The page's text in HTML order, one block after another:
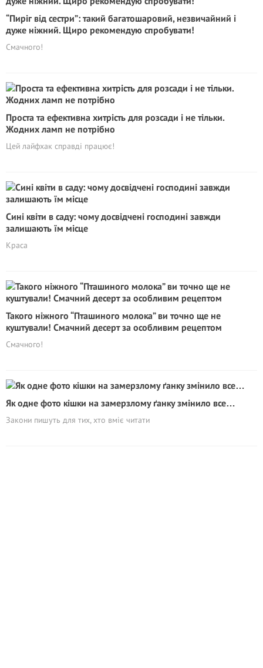
“Пиріг від сестри”: такий багатошаровий, незвичайний і
дуже ніжний. Щиро рекомендую спробувати!
Смачного!
Проста та ефективна хитрість для розсади і не тільки.
Жодних ламп не потрібно
Цей лайфхак справді працює!
Сині квіти в саду: чому досвідчені господині завжди
залишають їм місце
Краса
Такого ніжного “Пташиного молока” ви точно ще не
куштували! Смачний десерт за особливим рецептом
Смачного!
Як одне фото кішки на замерзлому ґанку змінило все…
Закони пишуть для тих, хто вміє читати